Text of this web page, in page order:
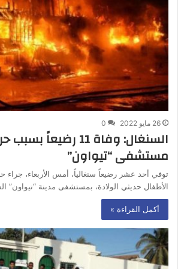
26 مايو 2022 0
السنغال: وفاة 11
مستشفى “تيواون”
توفي أحد عشر رضيعاً سنغالياً، أمس الأربعاء،
الأطفال حديثي الولادة، بمستشفى مدينة “تيواون”
أكمل القراءة »